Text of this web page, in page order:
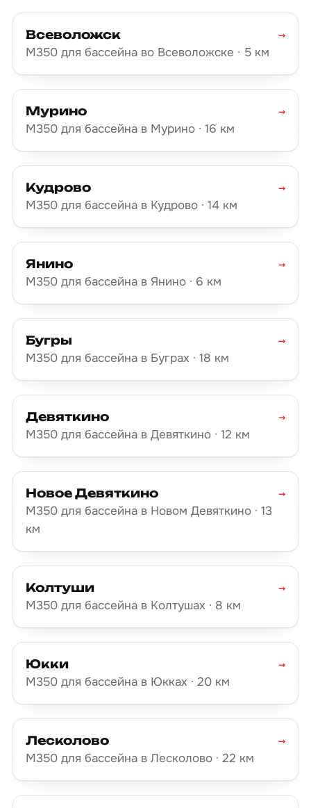
Всеволожск
М350 для бассейна во Всеволожске · 5 км
→
Мурино
М350 для бассейна в Мурино · 16 км
→
Кудрово
М350 для бассейна в Кудрово · 14 км
→
Янино
М350 для бассейна в Янино · 6 км
→
Бугры
М350 для бассейна в Буграх · 18 км
→
Девяткино
М350 для бассейна в Девяткино · 12 км
→
Новое Девяткино
М350 для бассейна в Новом Девяткино · 13
км
→
Колтуши
М350 для бассейна в Колтушах · 8 км
→
Юкки
М350 для бассейна в Юкках · 20 км
→
Лесколово
М350 для бассейна в Лесколово · 22 км
→